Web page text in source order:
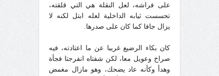
على فراشه، لعل النقلة هي التي قلقته،
تحسست ثيابه الداخلية لعله ابتل لكنه لا
يزال جافا كما كان على صدرها.
كان بكاء الرضيع غريبا عن ما اعتادته، فيه
صراخ وعويل معا، لكن شفتاه انفرجتا فجأة
وهدأ وكأنه عاد يضحك، وهو مازال مغمض